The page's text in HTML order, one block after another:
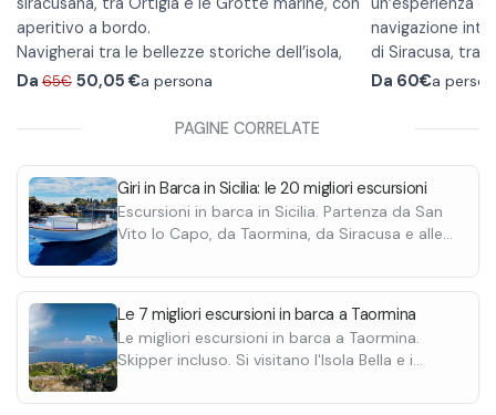
aperitivo a bordo.
Navigherai tra le bellezze storiche dell’isola,
dalle chiese barocche alle murate spagnole,
mare, fino all’iconica Fonte Aretusa e
grotte marine della costa e potrai fare una
sosta bagno per rinfrescarti nelle acque
limpide del mare di Siracusa, mentre lo skipper
condividerà curiosità e storie locali.
A bordo ti aspetta un delizioso aperitivo con
prodotti tipici siciliani e prosecco, per gustare i
sapori dell’isola in totale relax.
Da 65€ 50,05 €a persona
navigazione
di Siracusa, tra
che si aprono
bordo.
Durante
e dai riflessi
coppia o con gli
A rendere
l’aperitivo: un
ricco tagliere
in
Da 60€a
PAGINE CORRELATE
Giri in Barca in Sicilia: le 20 migliori escursioni
Escursioni in barca in Sicilia. Partenza da San
Vito lo Capo, da Taormina, da Siracusa e alle
Le 7 migliori escursioni in barca a Taormina
Le migliori escursioni in barca a Taormina.
Skipper incluso. Si visitano l'Isola Bella e i
soste snorkeling. Scoprile tutte.